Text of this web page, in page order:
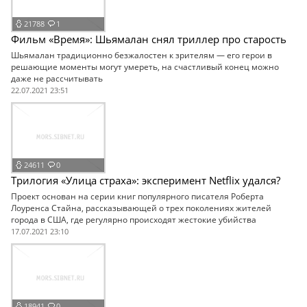
21788 1
Фильм «Время»: Шьямалан снял триллер про старость
Шьямалан традиционно безжалостен к зрителям — его герои в
решающие моменты могут умереть, на счастливый конец можно
даже не рассчитывать
22.07.2021 23:51
24611 0
Трилогия «Улица страха»: эксперимент Netflix удался?
Проект основан на серии книг популярного писателя Роберта
Лоуренса Стайна, рассказывающей о трех поколениях жителей
города в США, где регулярно происходят жестокие убийства
17.07.2021 23:10